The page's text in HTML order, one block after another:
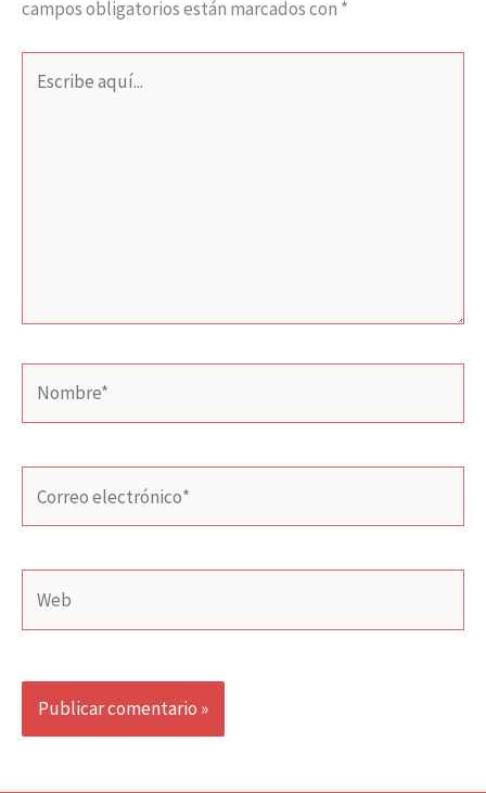
campos obligatorios están marcados con *
aquí...
electrónico*